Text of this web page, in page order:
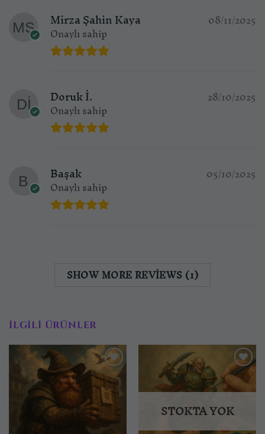
Mirza Şahin Kaya
Onaylı sahip
08/11/2025
Doruk İ.
Onaylı sahip
28/10/2025
Başak
Onaylı sahip
05/10/2025
SHOW MORE REVIEWS (1)
İLGILI ÜRÜNLER
İstek
listesine
ekle
İstek
listesine
ekle
STOKTA YOK